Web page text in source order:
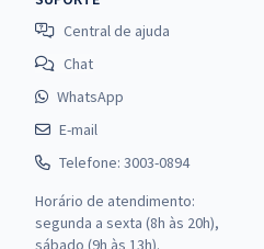
Central de ajuda
Chat
WhatsApp
E-mail
Telefone: 3003-0894
Horário de atendimento:
segunda a sexta (8h às 20h),
sábado (9h às 13h).